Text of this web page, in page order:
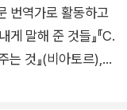
구와 집필 활동을 이
of Edinburgh) 등에
(Time)지에서 ‘미국
번역가로 활동하고
말해 준 것들』『C.
는 것』(비아토르),